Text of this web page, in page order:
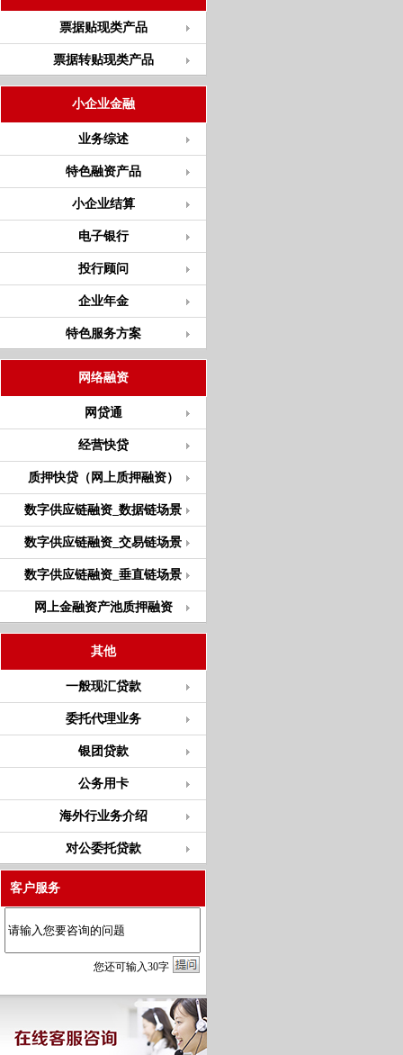
票据贴现类产品
票据转贴现类产品
小企业金融
业务综述
特色融资产品
小企业结算
电子银行
投行顾问
企业年金
特色服务方案
网络融资
网贷通
经营快贷
质押快贷（网上质押融资）
数字供应链融资_数据链场景
数字供应链融资_交易链场景
数字供应链融资_垂直链场景
网上金融资产池质押融资
其他
一般现汇贷款
委托代理业务
银团贷款
公务用卡
海外行业务介绍
对公委托贷款
客户服务
您还可输入30字